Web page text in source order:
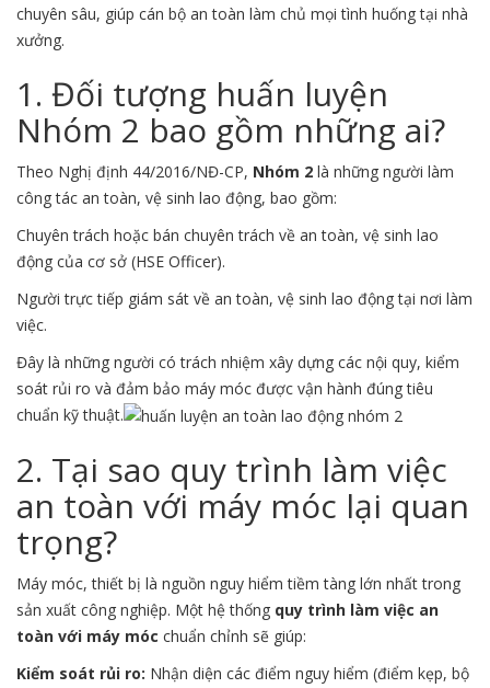
chuyên sâu, giúp cán bộ an toàn làm chủ mọi tình huống tại nhà
xưởng.
1. Đối tượng huấn luyện
Nhóm 2 bao gồm những ai?
Theo Nghị định 44/2016/NĐ-CP, Nhóm 2 là những người làm
công tác an toàn, vệ sinh lao động, bao gồm:
Chuyên trách hoặc bán chuyên trách về an toàn, vệ sinh lao
động của cơ sở (HSE Officer).
Người trực tiếp giám sát về an toàn, vệ sinh lao động tại nơi làm
việc.
Đây là những người có trách nhiệm xây dựng các nội quy, kiểm
soát rủi ro và đảm bảo máy móc được vận hành đúng tiêu
chuẩn kỹ thuật.
2. Tại sao quy trình làm việc
an toàn với máy móc lại quan
trọng?
Máy móc, thiết bị là nguồn nguy hiểm tiềm tàng lớn nhất trong
sản xuất công nghiệp. Một hệ thống quy trình làm việc an
toàn với máy móc chuẩn chỉnh sẽ giúp:
Kiểm soát rủi ro: Nhận diện các điểm nguy hiểm (điểm kẹp, bộ